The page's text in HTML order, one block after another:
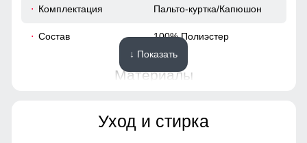
Комплектация Пальто-куртка/Капюшон
Состав 100% Полиэстер
Материалы
Полиэстер, Плащевка,
Болонь, Экологичные
↓ Показать
Уход и стирка